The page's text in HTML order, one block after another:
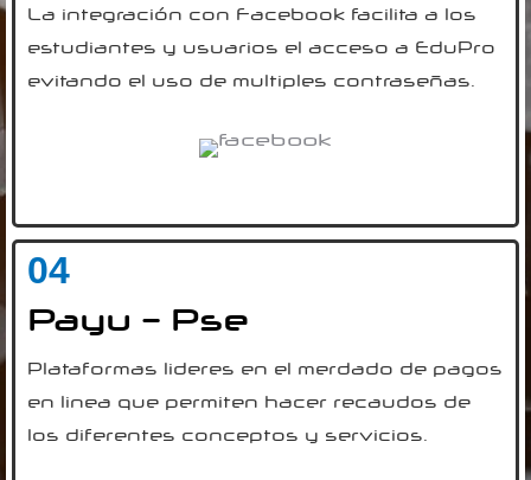
La integración con Facebook facilita a los
estudiantes y usuarios el acceso a EduPro
evitando el uso de multiples contraseñas.
04
Payu – Pse
Plataformas lideres en el merdado de pagos
en linea que permiten hacer recaudos de
los diferentes conceptos y servicios.